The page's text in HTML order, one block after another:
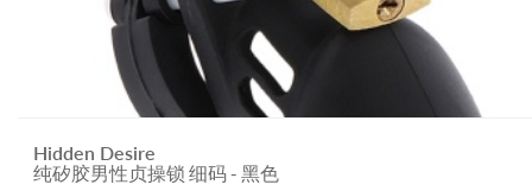
Hidden Desire
纯矽胶男性贞操锁 细码 - 黑色